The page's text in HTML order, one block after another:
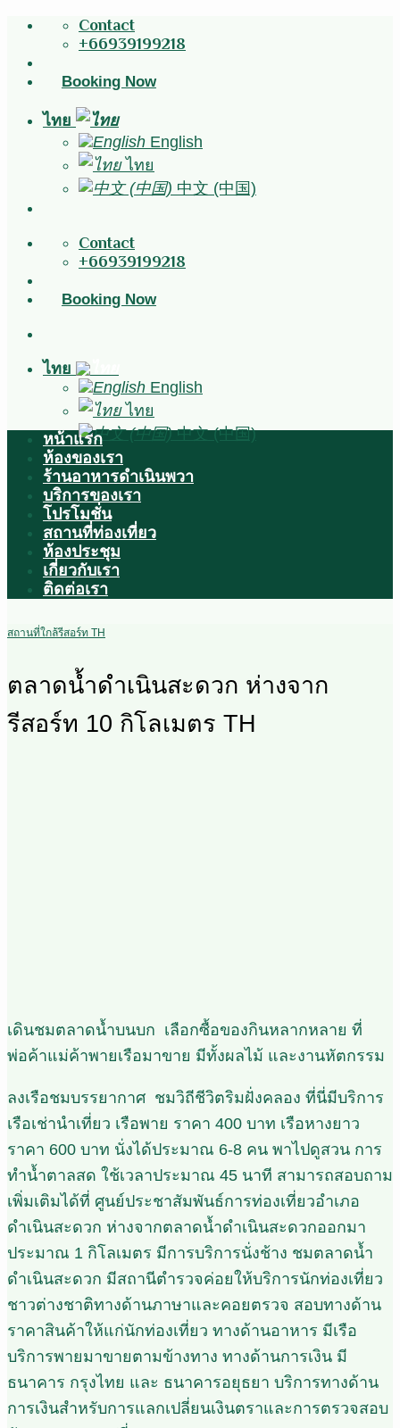
Skip
content
Contact
+66939199218
Booking Now
ไทย
English
ไทย
中文 (中国)
Contact
+66939199218
Booking Now
ไทย
English
ไทย
中文 (中国)
หน้าแรก
ห้องของเรา
ร้านอาหารดำเนินพวา
บริการของเรา
โปรโมชั่น
สถานที่ท่องเที่ยว
ห้องประชุม
เกี่ยวกับเรา
ติดต่อเรา
สถานที่ใกล้รีสอร์ท TH
ตลาดน้ำดำเนินสะดวก ห่างจาก
รีสอร์ท 10 กิโลเมตร TH
เดินชมตลาดน้ำบนบก เลือกซื้อของกินหลากหลาย ที่
พ่อค้าแม่ค้าพายเรือมาขาย มีทั้งผลไม้ และงานหัตกรรม
ลงเรือชมบรรยากาศ ชมวิถีชีวิตริมฝั่งคลอง ที่นี่มีบริการ
เรือเช่านำเที่ยว เรือพาย ราคา 400 บาท เรือหางยาว
ราคา 600 บาท นั่งได้ประมาณ 6-8 คน พาไปดูสวน การ
ทำน้ำตาลสด ใช้เวลาประมาณ 45 นาที สามารถสอบถาม
เพิ่มเติมได้ที่ ศูนย์ประชาสัมพันธ์การท่องเที่ยวอำเภอ
ดำเนินสะดวก ห่างจากตลาดน้ำดำเนินสะดวกออกมา
ประมาณ 1 กิโลเมตร มีการบริการนั่งช้าง ชมตลาดน้ำ
ดำเนินสะดวก มีสถานีตำรวจค่อยให้บริการนักท่องเที่ยว
ชาวต่างชาติทางด้านภาษาและคอยตรวจ สอบทางด้าน
ราคาสินค้าให้แก่นักท่องเที่ยว ทางด้านอาหาร มีเรือ
บริการพายมาขายตามข้างทาง ทางด้านการเงิน มี
ธนาคาร กรุงไทย และ ธนาคารอยุธยา บริการทางด้าน
การเงินสำหรับการแลกเปลี่ยนเงินตราและการตรวจสอบ